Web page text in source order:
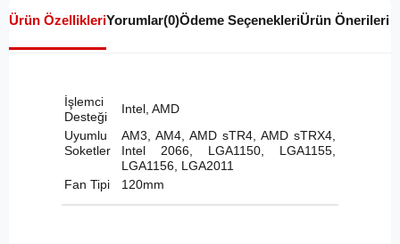
Ürün ÖzellikleriYorumlar(0)Ödeme SeçenekleriÜrün Önerileri
İşlemci
Desteği
Intel, AMD
Uyumlu
Soketler
AM3, AM4, AMD sTR4, AMD sTRX4,
Intel 2066, LGA1150, LGA1155,
LGA1156, LGA2011
Fan Tipi
120mm